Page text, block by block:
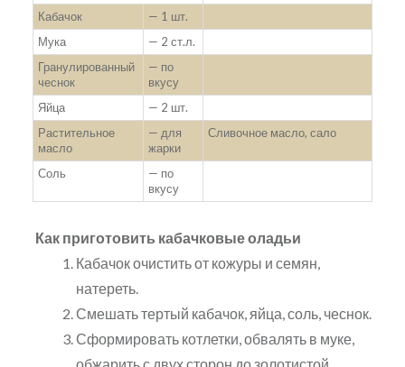
Кабачок
— 1 шт.
Мука
— 2 ст.л.
Гранулированный
чеснок
— по
вкусу
Яйца
— 2 шт.
Растительное
масло
— для
жарки
Сливочное масло, сало
Соль
— по
вкусу
Как приготовить кабачковые оладьи
Кабачок очистить от кожуры и семян,
натереть.
Смешать тертый кабачок, яйца, соль, чеснок.
Сформировать котлетки, обвалять в муке,